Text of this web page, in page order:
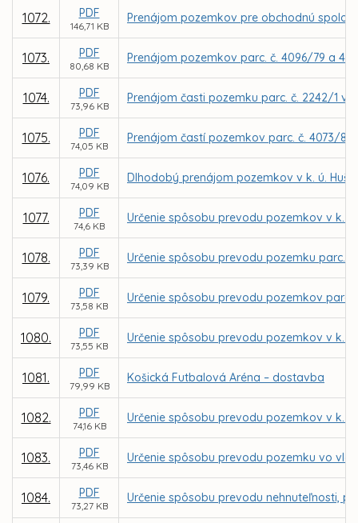
1072. PDF
146,71 KB
Prenájom pozemkov pre obchodnú
1073. PDF
80,68 KB
Prenájom pozemkov parc. č. 4096/79 a
1074. PDF
73,96 KB
Prenájom časti pozemku parc. č. 2242/1 v
1075. PDF
74,05 KB
Prenájom častí pozemkov parc. č. 4073/8
1076. PDF
74,09 KB
Dlhodobý prenájom pozemkov v k. ú.
1077. PDF
74,6 KB
Určenie spôsobu prevodu pozemkov v k.
1078. PDF
73,39 KB
Určenie spôsobu prevodu pozemku parc.
1079. PDF
73,58 KB
Určenie spôsobu prevodu pozemkov parc.
1080. PDF
73,55 KB
Určenie spôsobu prevodu pozemkov v k.
1081. PDF
79,99 KB
Košická Futbalová Aréna – dostavba
1082. PDF
74,16 KB
Určenie spôsobu prevodu pozemkov v k.
1083. PDF
73,46 KB
Určenie spôsobu prevodu pozemku vo
1084. PDF
73,27 KB
Určenie spôsobu prevodu nehnuteľnosti,